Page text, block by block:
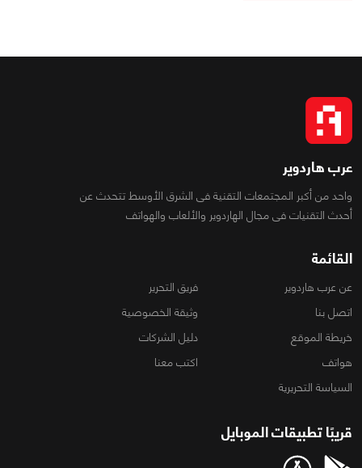
عرب هاردوير
واحد من أكبر المجتمعات التقنية فى الشرق الأوسط تتحدث عن
أحدث التقنيات فى مجال الهاردوير والألعاب والهواتف
القائمة
عن عرب هاردوير
فريق التحرير
اتصل بنا
وثيقة الخصوصية
خريطة الموقع
دليل الشركات
هواتف
اكتب معنا
السياسة التحريرية
قريبًا تطبيقات الموبايل